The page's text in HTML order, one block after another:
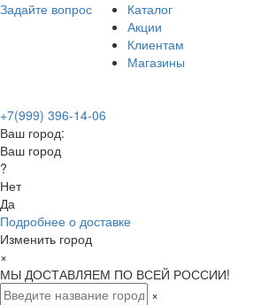
Задайте вопрос
Каталог
Акции
Клиентам
Магазины
+7(999) 396-14-06
Ваш город:
Ваш город
?
Нет
Да
Подробнее о доставке
Изменить город
×
МЫ ДОСТАВЛЯЕМ ПО ВСЕЙ РОССИИ!
×